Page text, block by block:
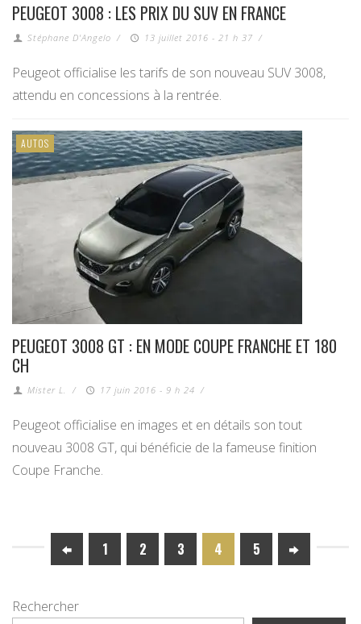
PEUGEOT 3008 : LES PRIX DU SUV EN FRANCE
Stéphane D'Angelo / 13 juillet 2016 - 21 h 37 /
Peugeot officialise les tarifs de son nouveau SUV 3008,
attendu en concessions à la rentrée.
AUTOS
PEUGEOT 3008 GT : EN MODE COUPE FRANCHE ET 180
CH
Mister L. / 17 juin 2016 - 9 h 24 /
Peugeot officialise en images et en détails son tout
nouveau 3008 GT, qui bénéficie de la fameuse finition
Coupe Franche.
1 2 3 4 5
Rechercher